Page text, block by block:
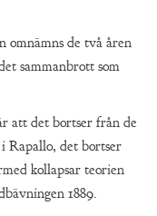
omnämns de två åren
sammanbrott som
att det bortser från de
Rapallo, det bortser
kollapsar teorien
1889.